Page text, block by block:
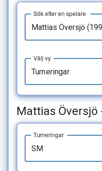
Sök efter en spelare
Turneringar
Välj vy
Mattias
Turneringar